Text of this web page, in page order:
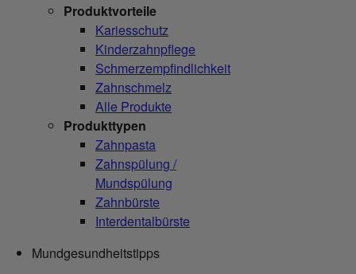
Produktvorteile
Kariesschutz
Kinderzahnpflege
Schmerzempfindlichkeit
Zahnschmelz
Alle Produkte
Produkttypen
Zahnpasta
Zahnspülung /
Mundspülung
Zahnbürste
Interdentalbürste
Mundgesundheitstipps